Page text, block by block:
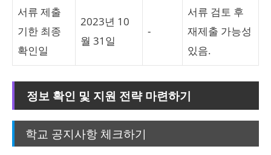
서류 제출
기한 최종
확인일
2023년 10
월 31일
-
서류 검토 후
재제출 가능성
있음.
정보 확인 및 지원 전략 마련하기
학교 공지사항 체크하기